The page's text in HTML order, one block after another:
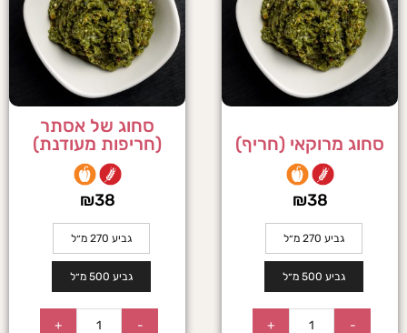
סחוג מרוקאי (חריף)
₪38
גביע 270 מ״ל
גביע 500 מ״ל
-
+
סחוג של אסתר
(חריפות מעודנת)
₪38
גביע 270 מ״ל
גביע 500 מ״ל
-
+